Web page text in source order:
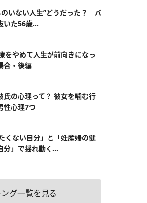
のいない人生”どうだった？ バ
いた56歳...
をやめて人生が前向きになっ
合・後編
氏の心理って？ 彼女を噛む行
性心理7つ
くない自分」と「妊産婦の健
分」で揺れ動く...
グ一覧を見る